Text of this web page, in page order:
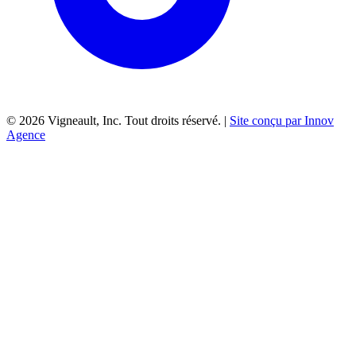
© 2026 Vigneault, Inc. Tout droits réservé. | Site conçu par Innov
Agence